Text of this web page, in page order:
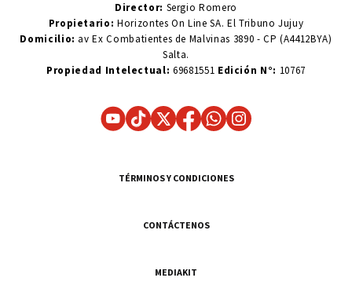
Director: Sergio Romero
Propietario:Horizontes On Line SA. El Tribuno Jujuy
Domicilio: av Ex Combatientes de Malvinas 3890 - CP (A4412BYA)
Salta.
Propiedad Intelectual: 69681551 Edición N°: 10767
TÉRMINOS Y CONDICIONES
CONTÁCTENOS
MEDIAKIT